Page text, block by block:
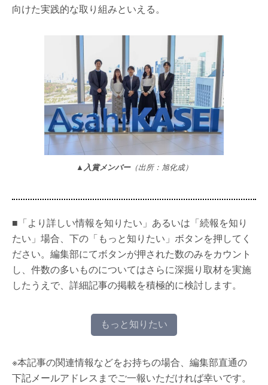
向けた実践的な取り組みといえる。
▲入賞メンバー（出所：旭化成）
■「より詳しい情報を知りたい」あるいは「続報を知り
たい」場合、下の「もっと知りたい」ボタンを押してく
ださい。編集部にてボタンが押された数のみをカウント
し、件数の多いものについてはさらに深掘り取材を実施
したうえで、詳細記事の掲載を積極的に検討します。
もっと知りたい
※本記事の関連情報などをお持ちの場合、編集部直通の
下記メールアドレスまでご一報いただければ幸いです。